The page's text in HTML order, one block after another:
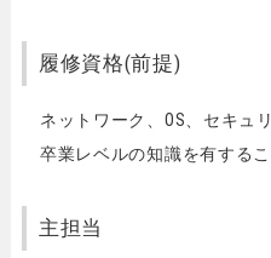
履修資格(前提)
ネットワーク、OS、セキュ
卒業レベルの知識を有するこ
主担当